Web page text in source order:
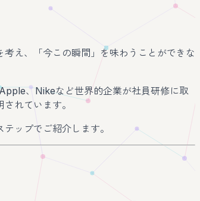
え、「今この瞬間」を味わうことができな
、Nikeなど世界的企業が社員研修に取
れています。
ップでご紹介します。